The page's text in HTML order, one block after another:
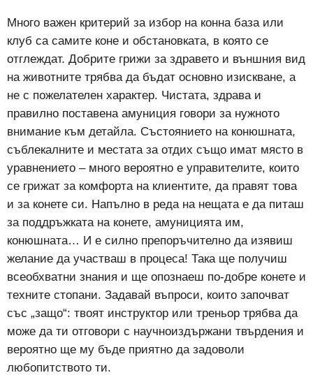
Много важен критерий за избор на конна база или
клуб са самите коне и обстановката, в която се
отглеждат. Добрите грижи за здравето и външния вид
на животните трябва да бъдат основно изискване, а
не с пожелателен характер. Чистата, здрава и
правилно поставена амуниция говори за нужното
внимание към детайла. Състоянието на конюшната,
съблекалните и местата за отдих също имат място в
уравнението – много вероятно е управителите, които
се грижат за комфорта на клиентите, да правят това
и за конете си. Напълно в реда на нещата е да питаш
за поддръжката на конете, амуницията им,
конюшната… И е силно препоръчително да изявиш
желание да участваш в процеса! Така ще получиш
всеобхватни знания и ще опознаеш по-добре конете и
техните стопани. Задавай въпроси, които започват
със „защо“: твоят инструктор или треньор трябва да
може да ти отговори с научноиздържани твърдения и
вероятно ще му бъде приятно да задоволи
любопитството ти.